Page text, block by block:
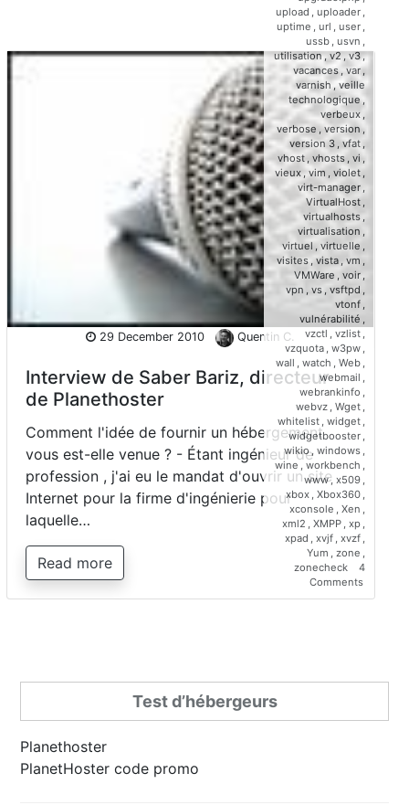
29 December 2010 Quentin C.
Interview de Saber Bariz, directeur
de Planethoster
Comment l'idée de fournir un hébergement
vous est-elle venue ? - Étant ingénieur de
profession , j'ai eu le mandat d'ouvrir un site
Internet pour la firme d'ingénierie pour
laquelle…
Read more
upload , uploader ,
uptime , url , user ,
ussb , usvn ,
utilisation,v2,v3,
vacances , var,
varnish , veille
technologique ,
verbeux ,
verbose ,version,
version 3 ,vfat ,
vhost , vhosts , vi ,
vieux , vim , violet,
virt-manager ,
VirtualHost ,
virtualhosts ,
virtualisation ,
virtuel, virtuelle ,
visites , vista , vm ,
VMWare , voir ,
vpn , vs , vsftpd ,
vtonf ,
vulnérabilité ,
vzctl , vzlist ,
vzquota , w3pw ,
wall , watch , Web ,
webmail ,
webrankinfo ,
webvz , Wget ,
whitelist , widget ,
widgetbooster ,
wikio, windows ,
wine , workbench ,
www, x509 ,
xbox , Xbox360 ,
xconsole , Xen ,
xml2 , XMPP , xp ,
xpad , xvjf , xvzf ,
Yum , zone ,
zonecheck
4
Commentson
Interview
Test d’hébergeurs
Planethoster
PlanetHoster code promo